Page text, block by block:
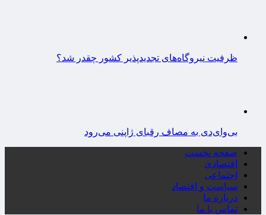
ظرفیت نیروگاه‌های تجدیدپذیر کشور چقدر شد؟
بی‌وای‌دی به مصاف رقبای ژاپنی می‌رود
صفحه نخست
اقتصادی
اجتماعی
سیاست و اقتصاد
درباره ما
تماس با ما